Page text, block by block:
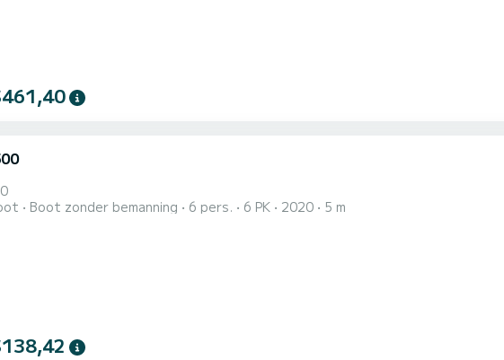
Boot zonder bemanning 6 pers. 6 PK 2020 5 m